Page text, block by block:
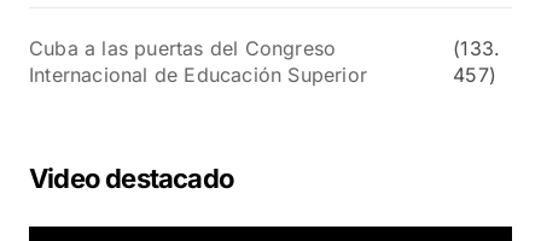
Cuba a las puertas del Congreso
Internacional de Educación Superior
(133.
457)
Video destacado